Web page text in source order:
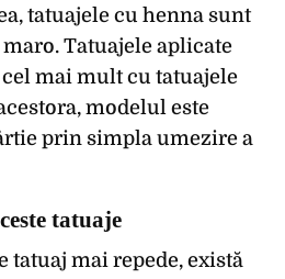
tatuajele cu henna sunt
Tatuajele aplicate
mai mult cu tatuajele
modelul este
prin simpla umezire a
tatuaje
tatuaj mai repede, există